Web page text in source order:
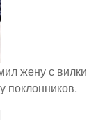
жену с вилки
поклонников.